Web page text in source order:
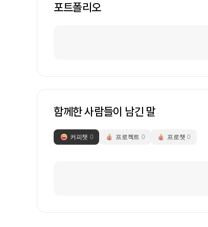
포트폴리오
함께한 사람들이 남긴 말
커피챗 0 프로젝트 0 프로챗 0